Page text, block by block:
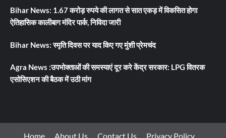
Bihar News: 1.67 करोड़ रुपये की लागत से सात एकड़ में विकसित होगा
ऐतिहासिक कालीबाग मंदिर पार्क, निविदा जारी
Bihar News: स्मृति दिवस पर याद किए गए मुंशी प्रेमचंद
Agra News :उपभोक्ताओं की समस्याएं दूर करे केंद्र सरकार: LPG वितरक
एसोसिएशन की बैठक में उठी मांग
Home About Us Contact Us Privacy Policy